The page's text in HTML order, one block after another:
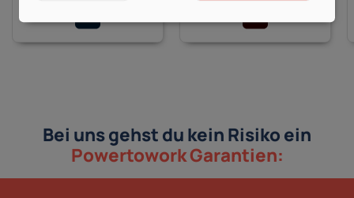
Bei uns gehst du kein Risiko ein
Powertowork Garantien: